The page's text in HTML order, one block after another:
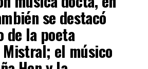
se destacó
de la poeta
el músico